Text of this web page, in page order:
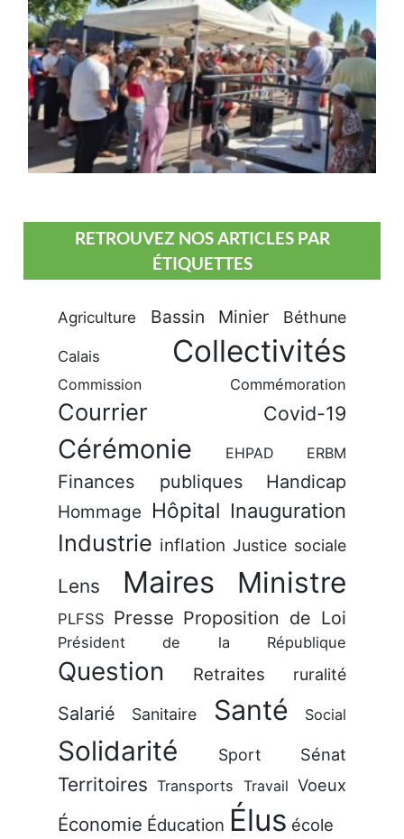
RETROUVEZ NOS ARTICLES PAR
ÉTIQUETTES
Agriculture Bassin Minier Béthune
Calais Collectivités
Commission Commémoration
Courrier Covid-19
Cérémonie EHPAD ERBM
Finances publiques Handicap
Hommage Hôpital Inauguration
Industrie inflation Justice sociale
Lens Maires Ministre
PLFSS Presse Proposition de Loi
Président de la République
Question Retraites ruralité
Salarié Sanitaire Santé Social
Solidarité Sport Sénat
Territoires Transports Travail Voeux
Économie Éducation Élus école